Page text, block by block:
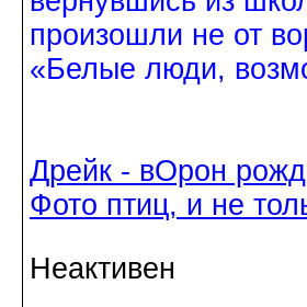
произошли не от
«Белые люди,
Дрейк - вОрон
Фото птиц, и не
Неактивен